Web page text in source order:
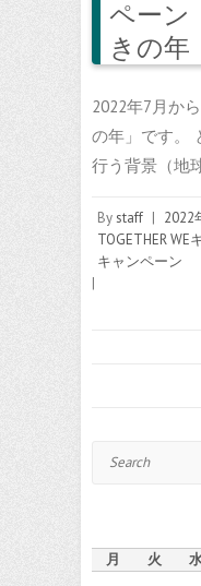
ペー
きの年
2022年7月か
の年」です。
行う背景（地
Bystaff | 2022
TOGETHER WE
キャンペーン
|
月 火